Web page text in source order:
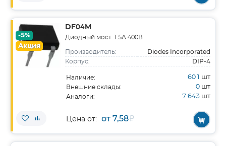
-5%
Акция
DF04M
Диодный мост 1.5А 400В
Производитель: Diodes Incorporated
Корпус: DIP-4
Наличие: 601 шт
Внешние склады: 0 шт
Аналоги: 7 643 шт
Цена от: от 7,58₽